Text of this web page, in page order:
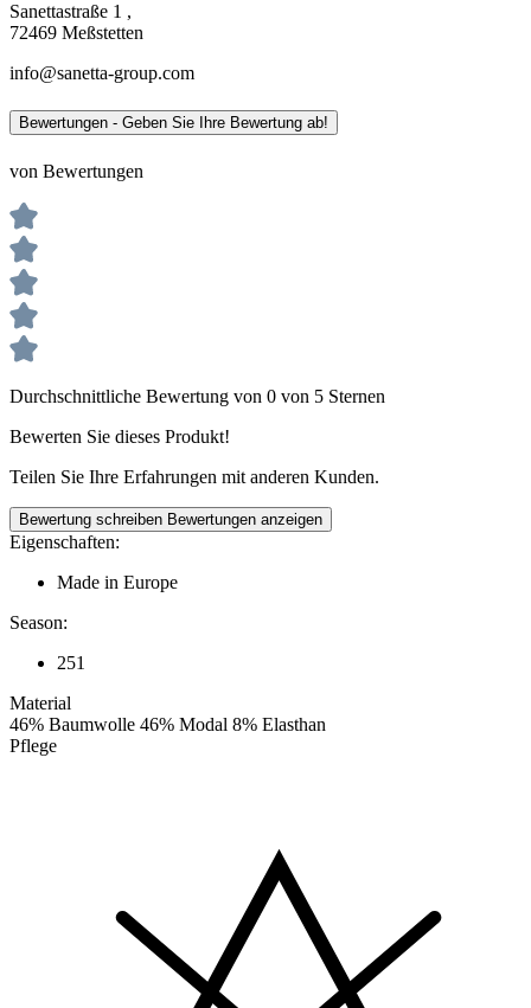
Sanettastraße 1 ,
72469 Meßstetten
info@sanetta-group.com
Bewertungen - Geben Sie Ihre Bewertung ab!
von Bewertungen
Durchschnittliche Bewertung von 0 von 5 Sternen
Bewerten Sie dieses Produkt!
Teilen Sie Ihre Erfahrungen mit anderen Kunden.
Bewertung schreiben Bewertungen anzeigen
Eigenschaften:
Made in Europe
Season:
251
Material
46% Baumwolle 46% Modal 8% Elasthan
Pflege